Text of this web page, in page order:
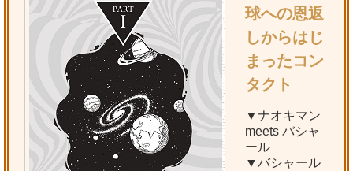
球への恩返
しからはじ
まったコン
タクト
▼ナオキマン
meets バシャ
ール
▼バシャール